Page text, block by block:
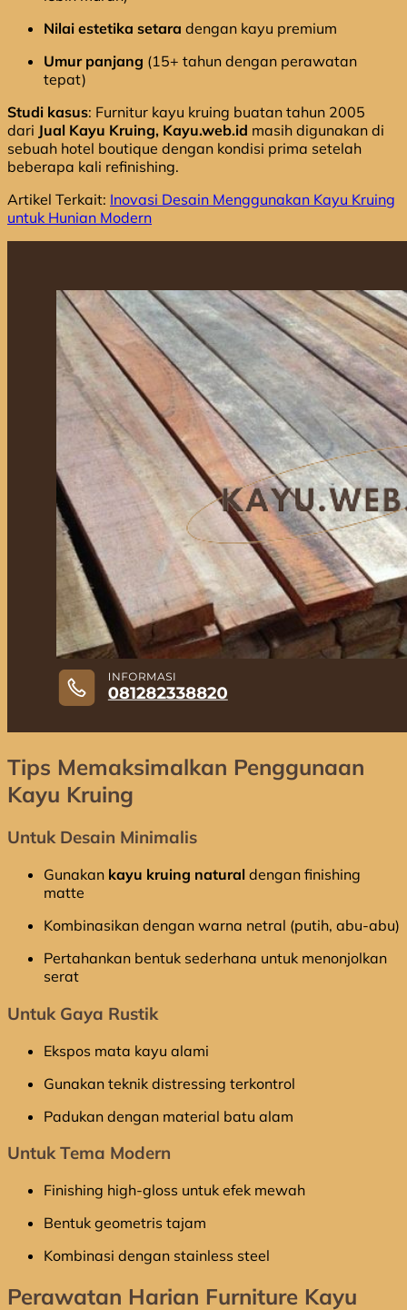
Nilai estetika setara dengan kayu premium
Umur panjang (15+ tahun dengan perawatan
tepat)
Studi kasus: Furnitur kayu kruing buatan tahun 2005
dari Jual Kayu Kruing, Kayu.web.id masih digunakan di
sebuah hotel boutique dengan kondisi prima setelah
beberapa kali refinishing.
Artikel Terkait: Inovasi Desain Menggunakan Kayu Kruing
untuk Hunian Modern
Tips Memaksimalkan Penggunaan
Kayu Kruing
Untuk Desain Minimalis
Gunakan kayu kruing natural dengan finishing
matte
Kombinasikan dengan warna netral (putih, abu-abu)
Pertahankan bentuk sederhana untuk menonjolkan
serat
Untuk Gaya Rustik
Ekspos mata kayu alami
Gunakan teknik distressing terkontrol
Padukan dengan material batu alam
Untuk Tema Modern
Finishing high-gloss untuk efek mewah
Bentuk geometris tajam
Kombinasi dengan stainless steel
Perawatan Harian Furniture Kayu